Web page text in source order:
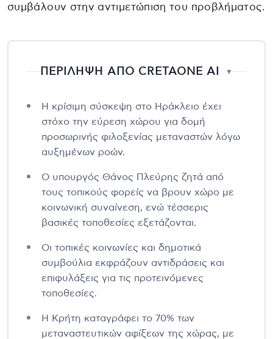
συμβάλουν στην αντιμετώπιση του προβλήματος.
ΠΕΡΙΛΗΨΗ ΑΠΟ CRETAONE AI ▼
Η κρίσιμη σύσκεψη στο Ηράκλειο έχει
στόχο την εύρεση χώρου για δομή
προσωρινής φιλοξενίας μεταναστών λόγω
αυξημένων ροών.
Ο υπουργός Θάνος Πλεύρης ζητά από
τους τοπικούς φορείς να βρουν χώρο με
κοινωνική συναίνεση, ενώ τέσσερις
βασικές τοποθεσίες εξετάζονται.
Οι τοπικές κοινωνίες και δημοτικά
συμβούλια εκφράζουν αντιδράσεις και
επιφυλάξεις για τις προτεινόμενες
τοποθεσίες.
Η Κρήτη καταγράφει το 70% των
μεταναστευτικών αφίξεων της χώρας, με